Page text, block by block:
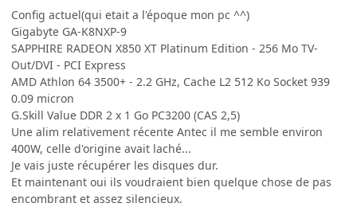
Config actuel(qui etait a l'époque mon pc ^^)
Gigabyte GA-K8NXP-9
SAPPHIRE RADEON X850 XT Platinum Edition - 256 Mo TV-
Out/DVI - PCI Express
AMD Athlon 64 3500+ - 2.2 GHz, Cache L2 512 Ko Socket 939
0.09 micron
G.Skill Value DDR 2 x 1 Go PC3200 (CAS 2,5)
Une alim relativement récente Antec il me semble environ
400W, celle d'origine avait laché...
Je vais juste récupérer les disques dur.
Et maintenant oui ils voudraient bien quelque chose de pas
encombrant et assez silencieux.